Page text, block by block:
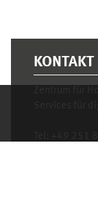
KONTAKT